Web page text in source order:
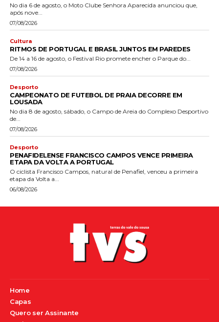
No dia 6 de agosto, o Moto Clube Senhora Aparecida anunciou que,
após nove...
07/08/2026
Cultura
RITMOS DE PORTUGAL E BRASIL JUNTOS EM PAREDES
De 14 a 16 de agosto, o Festival Rio promete encher o Parque do...
07/08/2026
Desporto
CAMPEONATO DE FUTEBOL DE PRAIA DECORRE EM
LOUSADA
No dia 8 de agosto, sábado, o Campo de Areia do Complexo Desportivo
de...
07/08/2026
Desporto
PENAFIDELENSE FRANCISCO CAMPOS VENCE PRIMEIRA
ETAPA DA VOLTA A PORTUGAL
O ciclista Francisco Campos, natural de Penafiel, venceu a primeira
etapa da Volta a...
06/08/2026
Home
Capas
Quero ser Assinante